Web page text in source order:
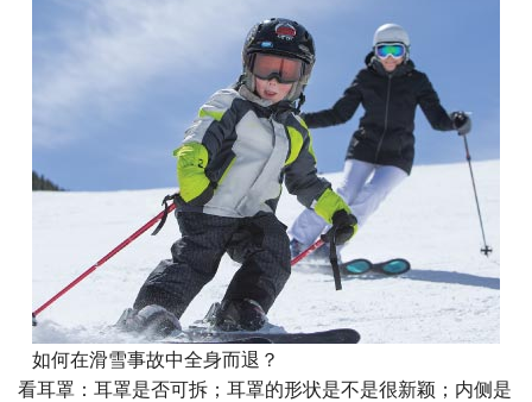
如何在滑雪事故中全身而退？
看耳罩：耳罩是否可拆；耳罩的形状是不是很新颖；内侧是